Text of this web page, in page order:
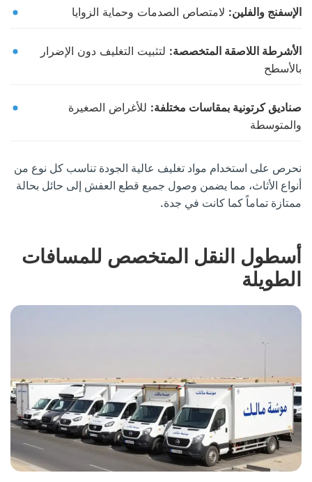
الإسفنج والفلين: لامتصاص الصدمات وحماية الزوايا
الأشرطة اللاصقة المتخصصة: لتثبيت التغليف دون الإضرار
بالأسطح
صناديق كرتونية بمقاسات مختلفة: للأغراض الصغيرة
والمتوسطة
نحرص على استخدام مواد تغليف عالية الجودة تناسب كل نوع من
أنواع الأثاث، مما يضمن وصول جميع قطع العفش إلى حائل بحالة
ممتازة تماماً كما كانت في جدة.
أسطول النقل المتخصص للمسافات
الطويلة